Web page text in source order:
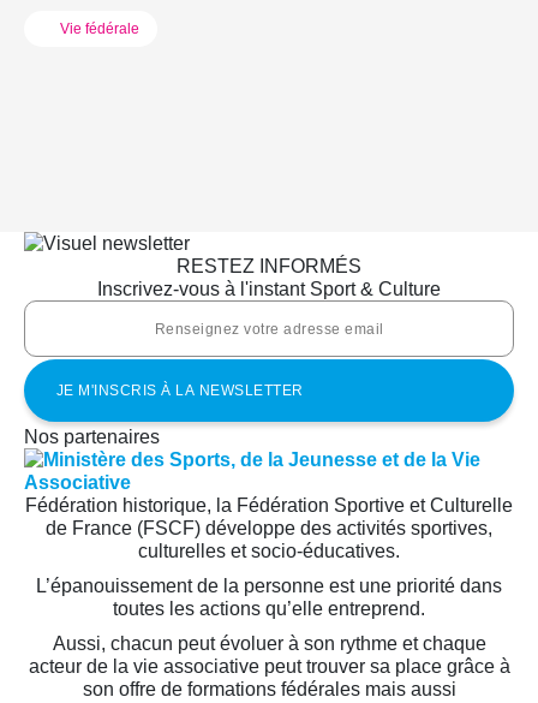
Vie fédérale
RESTEZ INFORMÉS
Inscrivez-vous à l'instant Sport & Culture
Nos partenaires
Fédération historique, la Fédération Sportive et Culturelle
de France (FSCF) développe des activités sportives,
culturelles et socio-éducatives.
L’épanouissement de la personne est une priorité dans
toutes les actions qu’elle entreprend.
Aussi, chacun peut évoluer à son rythme et chaque
acteur de la vie associative peut trouver sa place grâce à
son offre de formations fédérales mais aussi